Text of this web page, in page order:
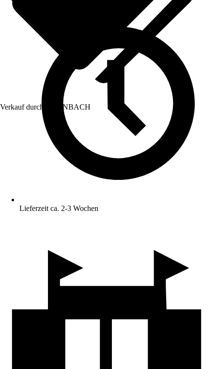
Verkauf durch: HORNBACH
Lieferzeit ca. 2-3 Wochen